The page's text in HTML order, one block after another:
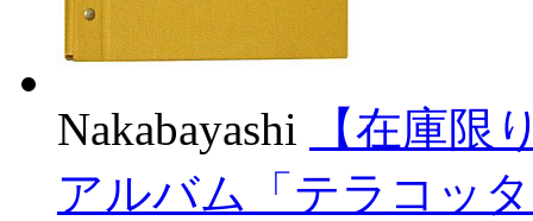
Nakabayashi
【在庫限
アルバム「テラコッ